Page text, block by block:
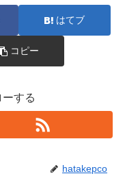
はてブ
コピー
する
hatakepco